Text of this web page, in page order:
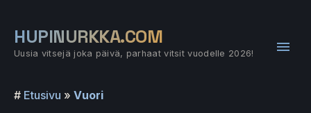
sisältöön
HUPINURKKA.COM
Uusia vitsejä joka päivä, parhaat vitsit vuodelle 2026!
# Etusivu » Vuori